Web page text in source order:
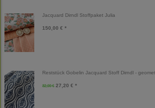
Jacquard Dirndl Stoffpaket Julia
150,00 € *
Reststück Gobelin Jacquard Stoff Dirndl -
32,00 € 27,20 € *